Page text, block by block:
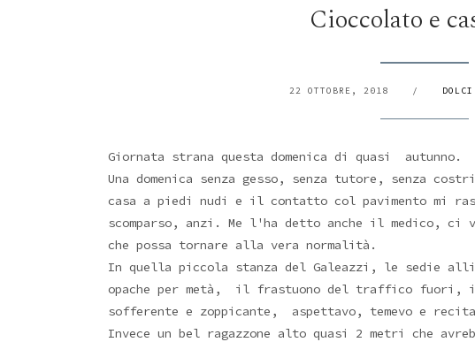
Cioccolato e
22 OTTOBRE, 2018 /
Giornata strana questa domenica di quasi autunno.
Una domenica senza gesso, senza tutore, senza
casa a piedi nudi e il contatto col pavimento mi
scomparso, anzi. Me l'ha detto anche il medico, ci
che possa tornare alla vera normalità.
In quella piccola stanza del Galeazzi, le sedie
opache per metà, il frastuono del traffico fuori, in
sofferente e zoppicante, aspettavo, temevo e
Invece un bel ragazzone alto quasi 2 metri che